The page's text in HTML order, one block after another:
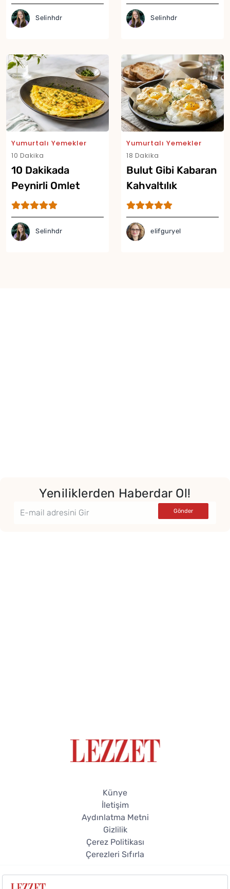
Selinhdr Selinhdr
Yumurtalı Yemekler
10 Dakika
10 Dakikada
Peynirli Omlet
Tarifi
Selinhdr
Yumurtalı Yemekler
18 Dakika
Bulut Gibi Kabaran
Kahvaltılık
Yumurta Tarifi
elifguryel
Yeniliklerden Haberdar Ol!
Künye
İletişim
Aydınlatma Metni
Gizlilik
Çerez Politikası
Çerezleri Sıfırla